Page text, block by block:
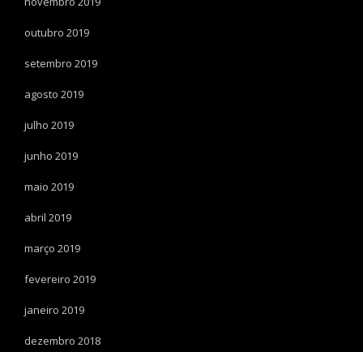
outubro 2019
setembro 2019
agosto 2019
julho 2019
junho 2019
maio 2019
abril 2019
março 2019
fevereiro 2019
janeiro 2019
dezembro 2018